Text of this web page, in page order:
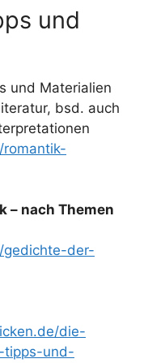
und
und Materialien
bsd. auch
– nach Themen
der-
die-
tipps-und-